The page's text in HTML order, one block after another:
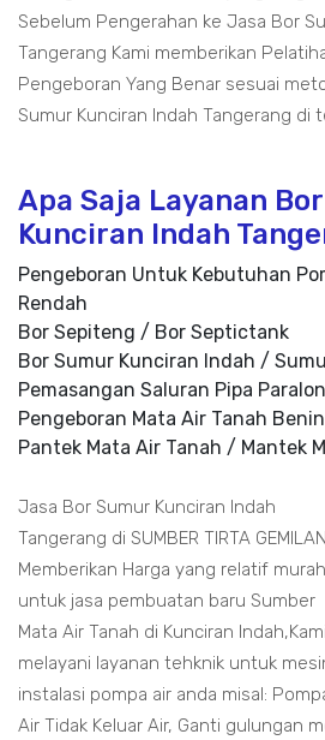
Sebelum Pengerahan ke Jasa Bor
Tangerang Kami memberikan
Pengeboran Yang Benar sesuai
Sumur Kunciran Indah Tangerang di
Apa Saja Layanan
Kunciran Indah
Pengeboran Untuk Kebutuhan
Rendah
Bor Sepiteng / Bor Septictank
Bor Sumur Kunciran Indah /
Pemasangan Saluran Pipa
Pengeboran Mata Air Tanah
Pantek Mata Air Tanah / Mantek
Jasa Bor Sumur Kunciran Indah
Tangerang di SUMBER TIRTA
Memberikan Harga yang relatif murah
untuk jasa pembuatan baru Sumber
Mata Air Tanah di Kunciran Indah,Kami
melayani layanan tehknik untuk
instalasi pompa air anda misal:
Air Tidak Keluar Air, Ganti gulungan